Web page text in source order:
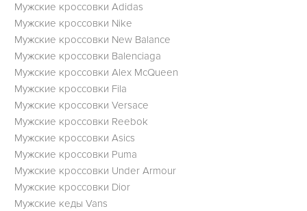
Мужские кроссовки Adidas
Мужские кроссовки Nike
Мужские кроссовки New Balance
Мужские кроссовки Balenciaga
Мужские кроссовки Alex McQueen
Мужские кроссовки Fila
Мужские кроссовки Versace
Мужские кроссовки Reebok
Мужские кроссовки Asics
Мужские кроссовки Puma
Мужские кроссовки Under Armour
Мужские кроссовки Dior
Мужские кеды Vans